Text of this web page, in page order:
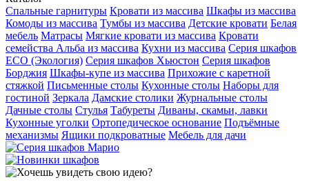
Спальные гарнитуры Кровати из массива Шкафы из массива
Комоды из массива Тумбы из массива Детские кровати Белая
мебель Матрасы Мягкие кровати из массива Кровати
семейства Альба из массива Кухни из массива Серия шкафов
ECO (Экология) Серия шкафов Хьюстон Серия шкафов
Борджия Шкафы-купе из массива Прихожие с каретной
стяжкой Письменные столы Кухонные столы Наборы для
гостиной Зеркала Дамские столики Журнальные столы
Дачные столы Стулья Табуреты Диваны, скамьи, лавки
Кухонные уголки Ортопедическое основание Подъёмные
механизмы Ящики подкроватные Мебель для дачи